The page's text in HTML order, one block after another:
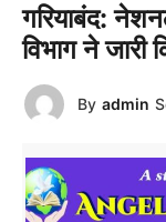
गरियाबंद:
विभाग ने जारी
By admin